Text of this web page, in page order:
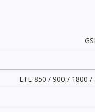
LTE 850 / 900 / 1800